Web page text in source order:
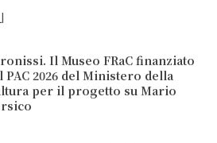
Il Museo FRaC finanziato
PAC 2026 del Ministero della
per il progetto su Mario